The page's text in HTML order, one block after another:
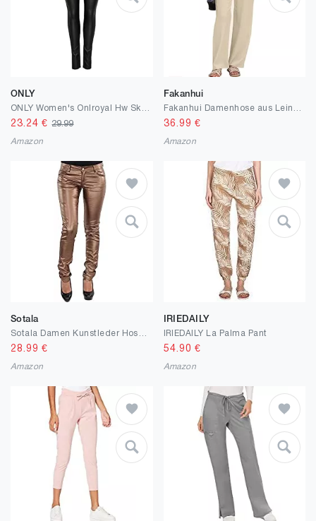
ONLY
23.24 €29.99
Amazon
Fakanhui
36.99 €
Amazon
Sotala
28.99 €
Amazon
IRIEDAILY
IRIEDAILY La Palma Pant
54.90 €
Amazon